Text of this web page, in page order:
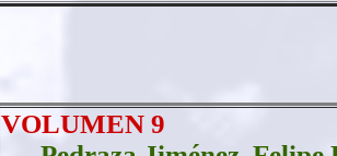
VOLUMEN 9